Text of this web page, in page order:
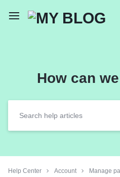
How can
Help Center Account Manage